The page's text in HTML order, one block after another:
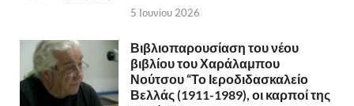
5 Ιουνίου 2026
Βιβλιοπαρουσίαση του νέου
βιβλίου του Χαράλαμπου
Νούτσου “Το Ιεροδιδασκαλείο
Βελλάς (1911-1989), οι καρποί της